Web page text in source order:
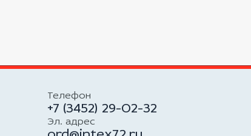
Телефон
+7 (3452) 29-02-32
Эл. адрес